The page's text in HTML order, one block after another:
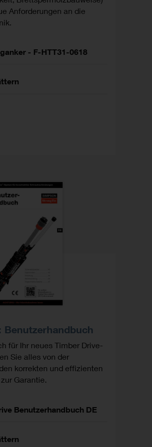
Anforderungen an die
- F-HTT31-0618
Benutzerhandbuch
für Ihr neues Timber Drive-
Sie alles von der
korrekten und effizienten
Garantie.
Benutzerhandbuch DE